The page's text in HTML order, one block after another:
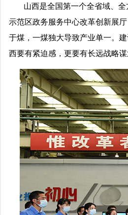
山西是全国第一个全省域、
示范区政务服务中心改革创新展
于煤，一煤独大导致产业单一。
西要有紧迫感，更要有长远战略